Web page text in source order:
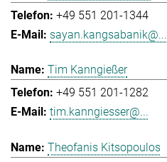
+49 551 201-1344
sayan.kangsabanik@...
Tim Kanngießer
+49 551 201-1282
tim.kanngiesser@...
Theofanis Kitsopoulos